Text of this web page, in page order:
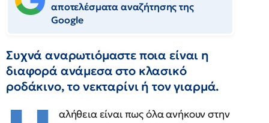
αποτελέσματα αναζήτησης της
Google
Συχνά αναρωτιόμαστε ποια είναι η
διαφορά ανάμεσα στο κλασικό
ροδάκινο, το νεκταρίνι ή τον γιαρμά.
αλήθεια είναι πως όλα ανήκουν στην